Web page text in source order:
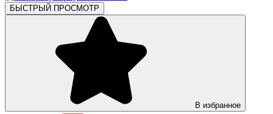
БЫСТРЫЙ ПРОСМОТР
В избранное